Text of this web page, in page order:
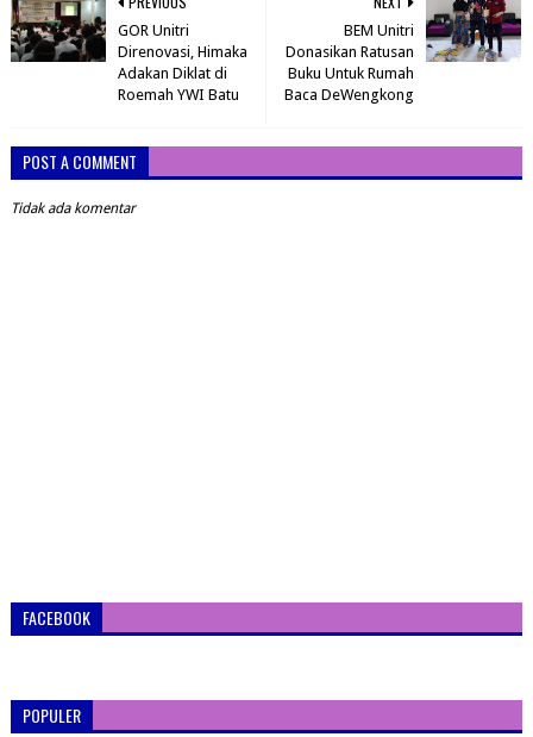
BEM Unitri
Donasikan Ratusan
Buku Untuk Rumah
Baca DeWengkong
GOR Unitri
Direnovasi, Himaka
Adakan Diklat di
Roemah YWI Batu
POST A COMMENT
Tidak ada komentar
FACEBOOK
POPULER